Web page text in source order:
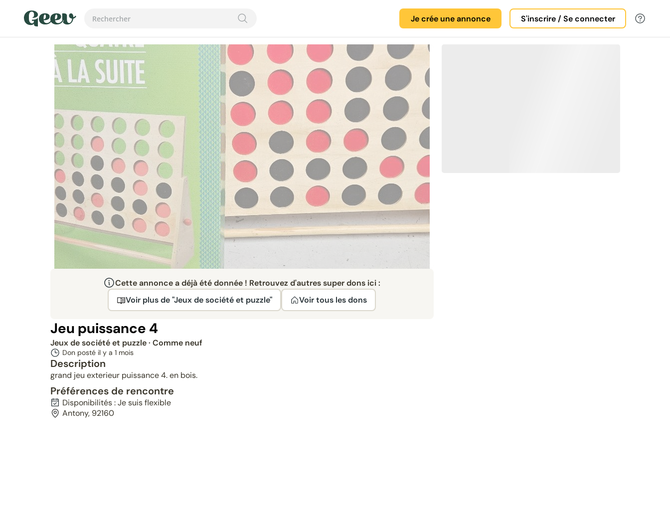
Je crée une annonce S'inscrire / Se connecter
Cette annonce a déjà été donnée ! Retrouvez d'autres super dons ici :
Voir plus de "Jeux de société et puzzle"
Voir tous les dons
Jeu puissance 4
Jeux de société et puzzle· Comme neuf
Don posté il y a 1 mois
Description
grand jeu exterieur puissance 4. en bois.
Préférences de rencontre
Disponibilités : Je suis flexible
Antony, 92160